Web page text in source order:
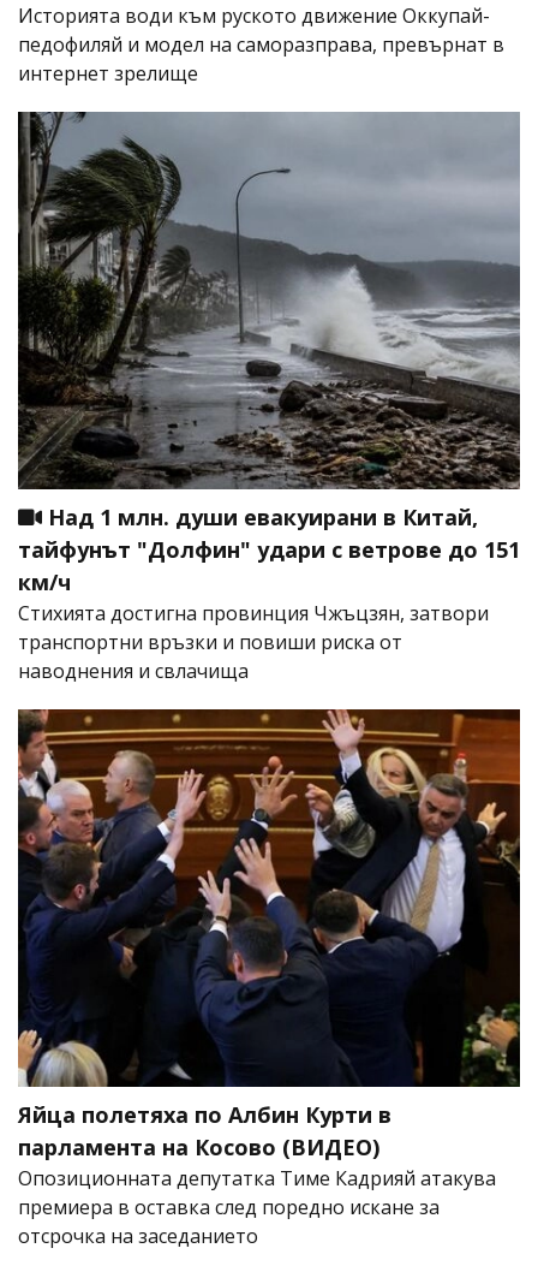
Историята води към руското движение Оккупай-
педофиляй и модел на саморазправа, превърнат в
интернет зрелище
Над 1 млн. души евакуирани в Китай,
тайфунът "Долфин" удари с ветрове до 151
км/ч
Стихията достигна провинция Чжъцзян, затвори
транспортни връзки и повиши риска от
наводнения и свлачища
Яйца полетяха по Албин Курти в
парламента на Косово (ВИДЕО)
Опозиционната депутатка Тиме Кадрияй атакува
премиера в оставка след поредно искане за
отсрочка на заседанието